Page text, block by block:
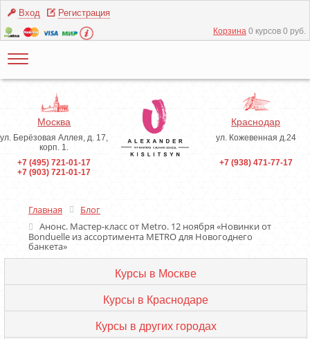
Вход Регистрация
Корзина 0 курсов 0 руб.
Москва
ул. Берёзовая Аллея, д. 17,
корп. 1.
+7 (495) 721-01-17
+7 (903) 721-01-17
Краснодар
ул. Кожевенная д.24
+7 (938) 471-77-17
Главная
Блог
Анонс. Мастер-класс от Metro. 12 ноября «Новинки от
Bonduelle из ассортимента METRO для Новогоднего
банкета»
Курсы в Москве
Курсы в Краснодаре
Курсы в других городах